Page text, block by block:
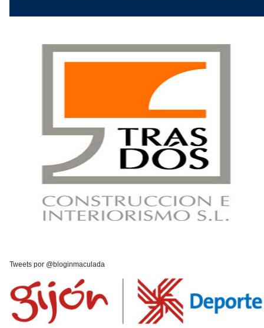
Tweets por @bloginmaculada